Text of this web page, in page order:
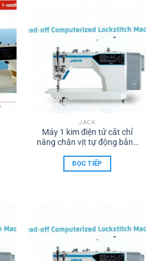
JACK
Máy 1 kim điện tử cắt chỉ
nâng chân vịt tự động bằng
cty TNHH TMDV XNK Máy
may TÂM HỒNG PHÁT
ĐỌC TIẾP